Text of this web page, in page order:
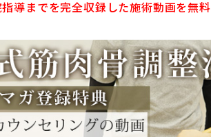
導までを完全収録した施術動画を無料